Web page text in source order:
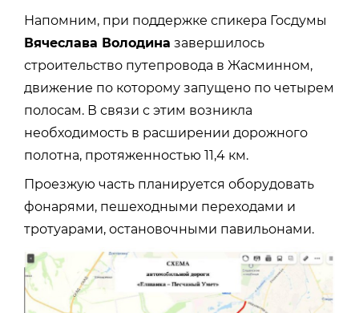
Напомним, при поддержке спикера Госдумы
Вячеслава Володина завершилось
строительство путепровода в Жасминном,
движение по которому запущено по четырем
полосам. В связи с этим возникла
необходимость в расширении дорожного
полотна, протяженностью 11,4 км.
Проезжую часть планируется оборудовать
фонарями, пешеходными переходами и
тротуарами, остановочными павильонами.